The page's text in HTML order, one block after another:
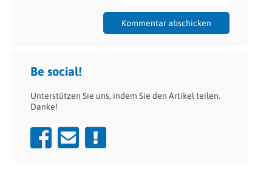
Be social!
Unterstützen Sie uns, indem Sie den Artikel teilen.
Danke!